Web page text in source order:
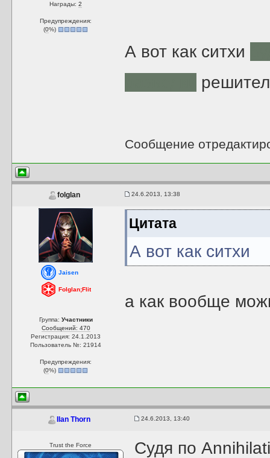
Награды:2
Предупреждения:
(0%)
А вот как ситхи
Сообщение
folglan 24.6.2013, 13:38
Jaisen
Folglan;Flit
Группа: Участники
Сообщений: 470
Регистрация: 24.1.2013
Пользователь №: 21914
Предупреждения:
(0%)
Цитата
А вот как ситхи
а как вообще
Ilan Thorn 24.6.2013, 13:40
Trust the Force Судя по